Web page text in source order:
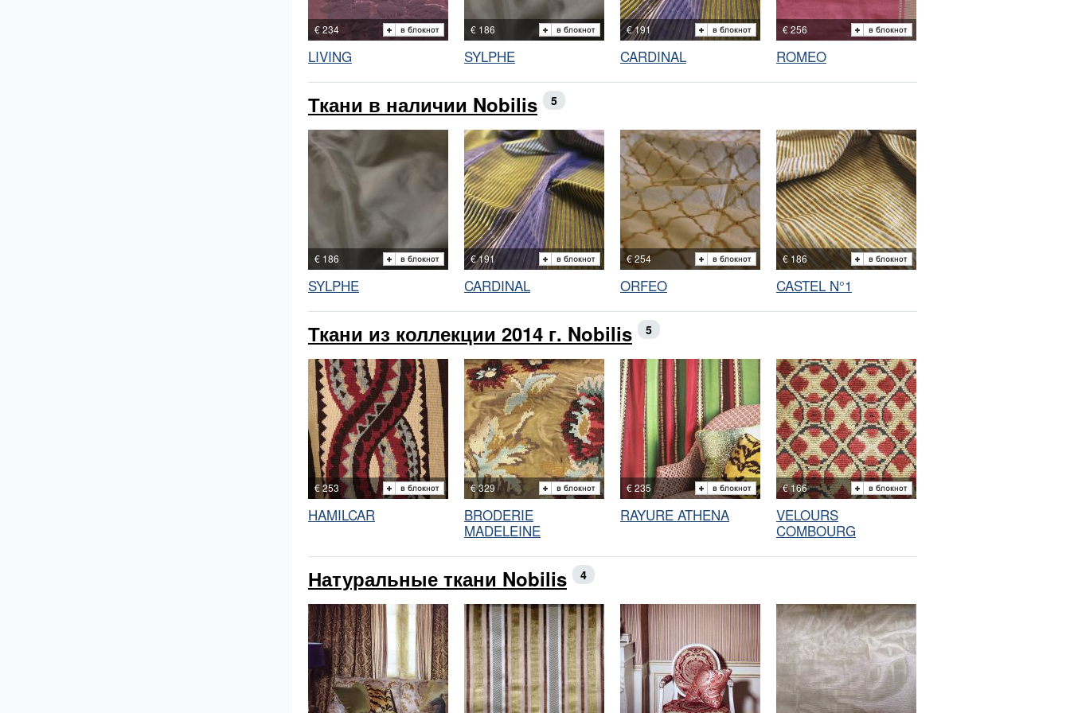
€ 234
LIVING
€ 186
SYLPHE
€ 191
CARDINAL
€ 256
ROMEO
Ткани в наличии Nobilis 5
€ 186
SYLPHE
€ 191
CARDINAL
€ 254
ORFEO
€ 186
CASTEL N°1
Ткани из коллекции 2014 г. Nobilis 5
€ 253
HAMILCAR
€ 329
BRODERIE
MADELEINE
€ 235
RAYURE ATHENA
€ 166
VELOURS
COMBOURG
Натуральные ткани Nobilis 4